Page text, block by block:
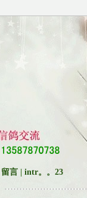
留言 intr。。23